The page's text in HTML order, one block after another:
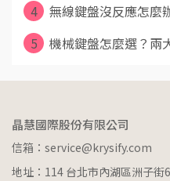
4
無線鍵盤沒反應怎麼
5
機械鍵盤怎麼選？兩
晶慧國際股份有限公司
信箱：service@krysify.com
地址：114 台北市內湖區洲子街